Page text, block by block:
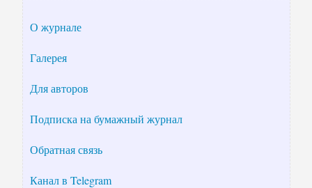
О журнале
Галерея
Для авторов
Подписка на бумажный журнал
Обратная связь
Канал в Telegram